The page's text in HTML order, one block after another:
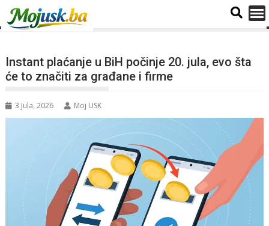
Instant plaćanje u BiH počinje 20. jula, evo šta
će to značiti za građane i firme
3 Jula, 2026 Moj USK